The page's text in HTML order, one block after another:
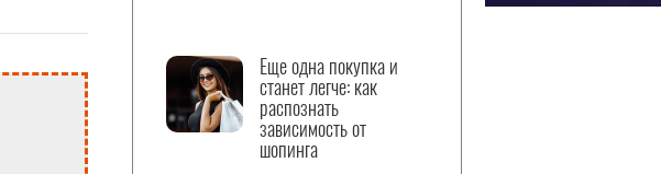
Еще одна покупка и
станет легче: как
распознать
зависимость от
шопинга